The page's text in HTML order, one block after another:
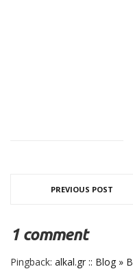
PREVIOUS POST
1 comment
Pingback: alkal.gr :: Blog »